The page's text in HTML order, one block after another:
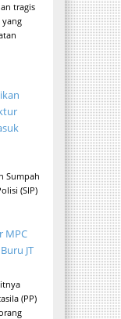
tragis
yang
Sumpah
(SIP)
MPC
JT
(PP)